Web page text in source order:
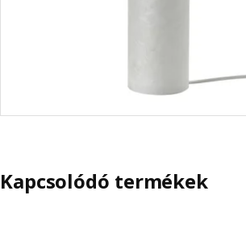
Kapcsolódó termékek